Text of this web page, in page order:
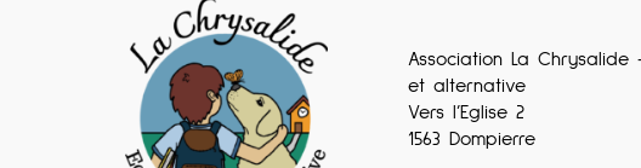
Association La Chrysalide
et alternative
Vers l’Eglise 2
1563 Dompierre